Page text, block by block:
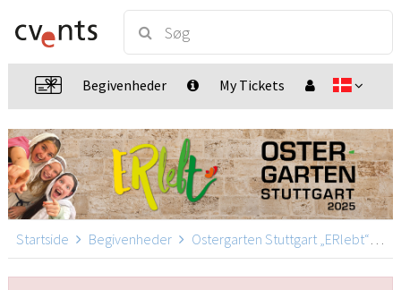
Begivenheder My Tickets
Startside Begivenheder Ostergarten Stuttgart „ERlebt“